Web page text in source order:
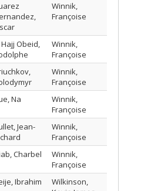
Winnik,
Françoise
Hajj Obeid,
Winnik,
Françoise
Winnik,
Françoise
Na
Winnik,
Françoise
Jean-
Winnik,
Françoise
Charbel
Winnik,
Françoise
Ibrahim
Wilkinson,